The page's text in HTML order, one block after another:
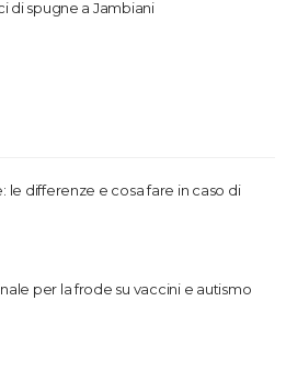
di spugne a Jambiani
le differenze e cosa fare in caso di
per la frode su vaccini e autismo